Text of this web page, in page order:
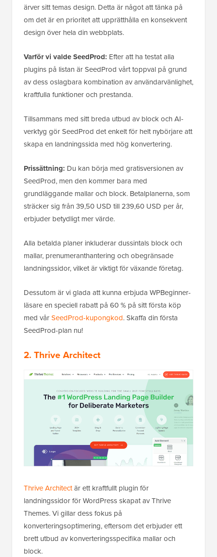
ärver sitt temas design. Detta är något att tänka på
om det är en prioritet att upprätthålla en konsekvent
design över hela din webbplats.
Varför vi valde SeedProd: Efter att ha testat alla
plugins på listan är SeedProd vårt toppval på grund
av dess oslagbara kombination av användarvänlighet,
kraftfulla funktioner och prestanda.
Tillsammans med sitt breda utbud av block och AI-
verktyg gör SeedProd det enkelt för helt nybörjare att
skapa en landningssida med hög konvertering.
Prissättning: Du kan börja med gratisversionen av
SeedProd, men den kommer bara med
grundläggande mallar och block. Betalplanerna, som
sträcker sig från 39,50 USD till 239,60 USD per år,
erbjuder betydligt mer värde.
Alla betalda planer inkluderar dussintals block och
mallar, prenumeranthantering och obegränsade
landningssidor, vilket är viktigt för växande företag.
Dessutom är vi glada att kunna erbjuda WPBeginner-
läsare en speciell rabatt på 60 % på sitt första köp
med vårSeedProd-kupongkod. Skaffa din första
SeedProd-plan nu!
2. Thrive Architect
Thrive Architectär ett kraftfullt plugin för
landningssidor för WordPress skapat av Thrive
Themes. Vi gillar dess fokus på
konverteringsoptimering, eftersom det erbjuder ett
brett utbud av konverteringsspecifika mallar och
block.